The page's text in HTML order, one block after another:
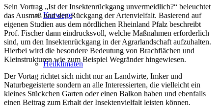
Kurwege
Heilklimaten
Sein Vortrag „Ist der Insektenrückgang unvermeidlich?“ beleuchtet
das Ausmaß und den Rückgang der Artenvielfalt. Basierend auf
eigenen Studien aus dem nördlichen Rheinland Pfalz beschreibt
Prof. Fischer dann eindrucksvoll, welche Maßnahmen erforderlich
sind, um den Insektenrückgang in der Agrarlandschaft aufzuhalten.
Hierbei wird die besondere Bedeutung von Brachflächen und
Kleinstrukturen wie zum Beispiel Wegränder hingewiesen.
Der Vortag richtet sich nicht nur an Landwirte, Imker und
Naturbegeisterte sondern an alle Interessierten, die vielleicht ein
kleines Stückchen Garten oder einen Balkon haben und ebenfalls
einen Beitrag zum Erhalt der Insektenvielfalt leisten können.